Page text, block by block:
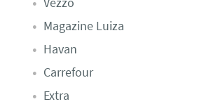
Magazine Luiza
Havan
Carrefour
Extra